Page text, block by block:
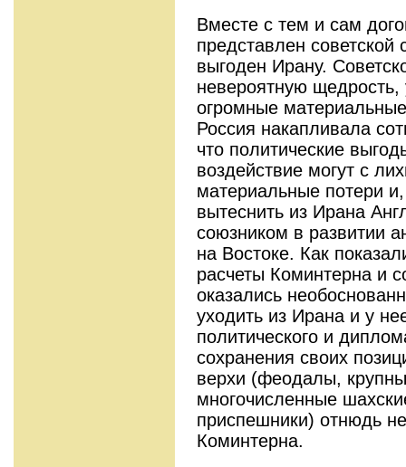
Вместе с тем и сам
представлен
выгоден Ирану.
невероятную щедрость,
огромные
Россия накапливала
что политические
воздействие могут с
материальные потери
вытеснить из Ирана
союзником в развитии
на Востоке. Как
расчеты Коминтерна и
оказались
уходить из Ирана и у
политического и
сохранения своих
верхи (феодалы,
многочисленные
приспешники) отнюдь
Коминтерна.